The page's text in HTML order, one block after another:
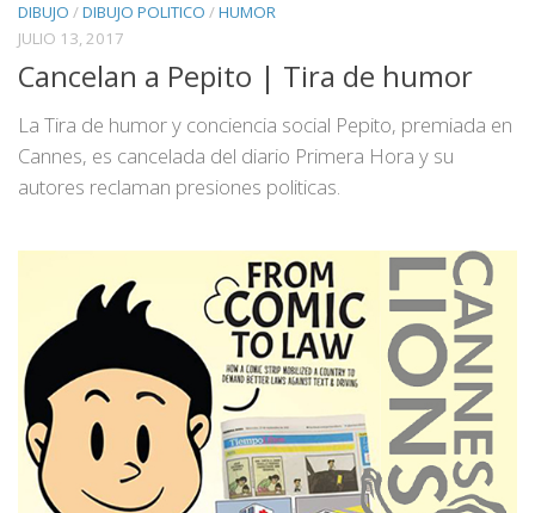
DIBUJO /DIBUJO POLITICO /HUMOR
JULIO 13, 2017
Cancelan a Pepito | Tira de humor
La Tira de humor y conciencia social Pepito, premiada en
Cannes, es cancelada del diario Primera Hora y su
autores reclaman presiones politicas.